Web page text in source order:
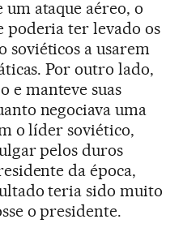
ataque aéreo, o
poderia ter levado os
soviéticos a usarem
Por outro lado,
e manteve suas
negociava uma
o líder soviético,
pelos duros
da época,
teria sido muito
o presidente.